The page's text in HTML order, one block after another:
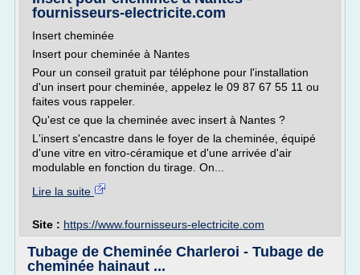
fournisseurs-electricite.com
Insert cheminée
Insert pour cheminée à Nantes
Pour un conseil gratuit par téléphone pour l'installation
d'un insert pour cheminée, appelez le 09 87 67 55 11 ou
faites vous rappeler.
Qu'est ce que la cheminée avec insert à Nantes ?
L'insert s'encastre dans le foyer de la cheminée, équipé
d'une vitre en vitro-céramique et d'une arrivée d'air
modulable en fonction du tirage. On...
Lire la suite
Site : https://www.fournisseurs-electricite.com
Tubage de Cheminée Charleroi - Tubage de
cheminée hainaut ...